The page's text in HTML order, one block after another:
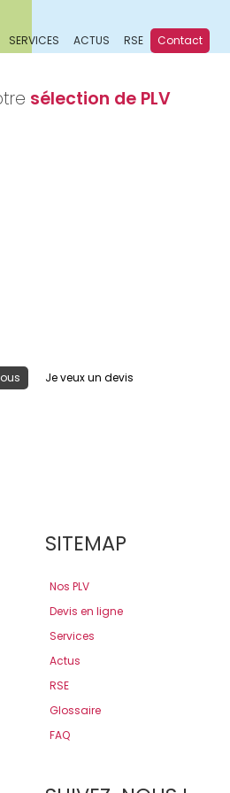
SERVICES ACTUS RSE Contact
sélection de PLV
Je veux un devis
SITEMAP
Nos PLV
Devis en ligne
Services
Actus
RSE
Glossaire
FAQ